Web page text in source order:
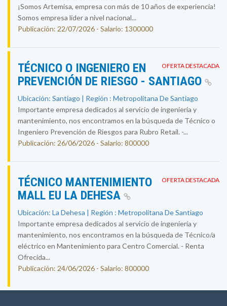
¡Somos Artemisa, empresa con más de 10 años de experiencia!
Somos empresa líder a nivel nacional...
Publicación: 22/07/2026 - Salario: 1300000
OFERTA DESTACADA
TÉCNICO O INGENIERO EN
PREVENCIÓN DE RIESGO - SANTIAGO
Ubicación: Santiago | Región : Metropolitana De Santiago
Importante empresa dedicados al servicio de ingeniería y
mantenimiento, nos encontramos en la búsqueda de Técnico o
Ingeniero Prevención de Riesgos para Rubro Retail. -...
Publicación: 26/06/2026 - Salario: 800000
OFERTA DESTACADA
TÉCNICO MANTENIMIENTO
MALL EU LA DEHESA
Ubicación: La Dehesa | Región : Metropolitana De Santiago
Importante empresa dedicados al servicio de ingeniería y
mantenimiento, nos encontramos en la búsqueda de Técnico/a
eléctrico en Mantenimiento para Centro Comercial. - Renta
Ofrecida...
Publicación: 24/06/2026 - Salario: 800000